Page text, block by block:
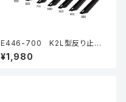
E446-700 K2L型反り止め
金具
¥1,980